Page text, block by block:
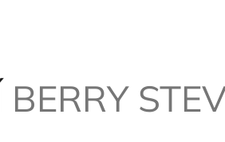
BERRY